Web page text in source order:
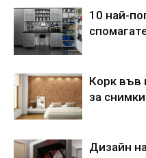
10 най-
Корк във
за снимки
Дизайн